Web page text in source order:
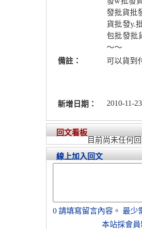
發批貨批
貨批發y.
包批發批
～～
備註：
可以貨到
新增日期： 2010-11-
回文看板
目前尚未任何
線上加入回文
0 請填寫留言內容。 最少
本站採會員